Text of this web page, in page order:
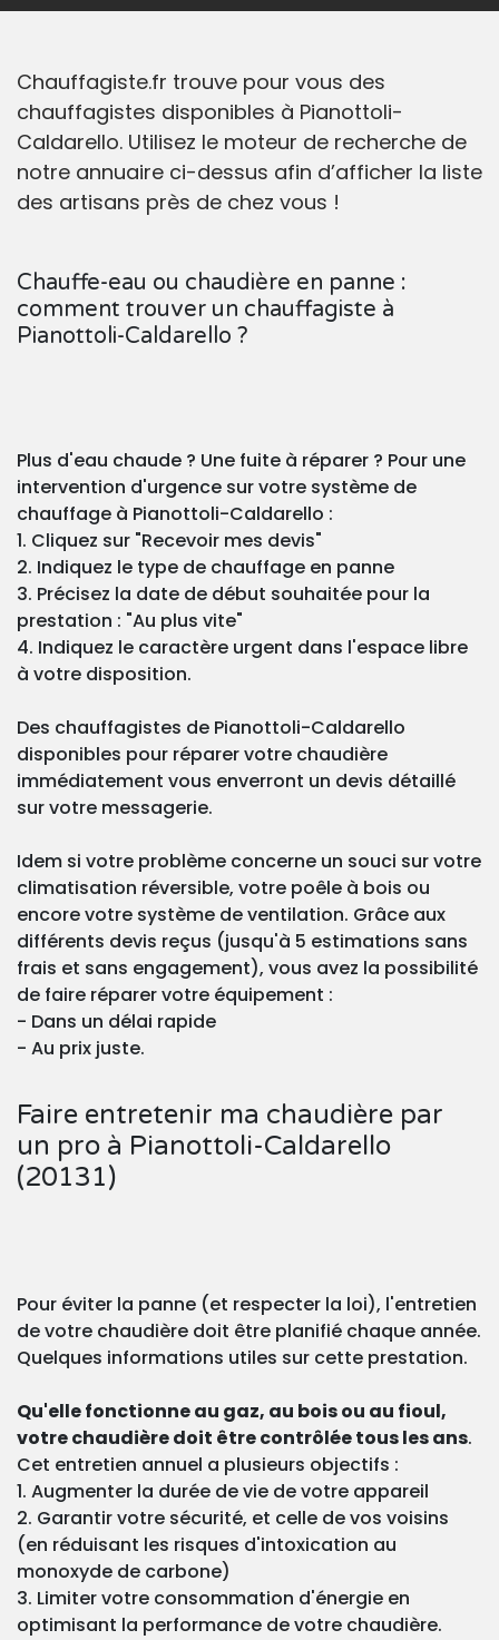
Chauffagiste.fr trouve pour vous des
chauffagistes disponibles à Pianottoli-
Caldarello. Utilisez le moteur de recherche de
notre annuaire ci-dessus afin d’afficher la liste
des artisans près de chez vous !
Chauffe-eau ou chaudière en panne :
comment trouver un chauffagiste à
Pianottoli-Caldarello ?
Plus d'eau chaude ? Une fuite à réparer ? Pour une
intervention d'urgence sur votre système de
chauffage à Pianottoli-Caldarello :
1. Cliquez sur "Recevoir mes devis"
2. Indiquez le type de chauffage en panne
3. Précisez la date de début souhaitée pour la
prestation : "Au plus vite"
4. Indiquez le caractère urgent dans l'espace libre
à votre disposition.
Des chauffagistes de Pianottoli-Caldarello
disponibles pour réparer votre chaudière
immédiatement vous enverront un devis détaillé
sur votre messagerie.
Idem si votre problème concerne un souci sur votre
climatisation réversible, votre poêle à bois ou
encore votre système de ventilation. Grâce aux
différents devis reçus (jusqu'à 5 estimations sans
frais et sans engagement), vous avez la possibilité
de faire réparer votre équipement :
- Dans un délai rapide
- Au prix juste.
Faire entretenir ma chaudière par
un pro à Pianottoli-Caldarello
(20131)
Pour éviter la panne (et respecter la loi), l'entretien
de votre chaudière doit être planifié chaque année.
Quelques informations utiles sur cette prestation.
Qu'elle fonctionne au gaz, au bois ou au fioul,
votre chaudière doit être contrôlée tous les ans.
Cet entretien annuel a plusieurs objectifs :
1. Augmenter la durée de vie de votre appareil
2. Garantir votre sécurité, et celle de vos voisins
(en réduisant les risques d'intoxication au
monoxyde de carbone)
3. Limiter votre consommation d'énergie en
optimisant la performance de votre chaudière.